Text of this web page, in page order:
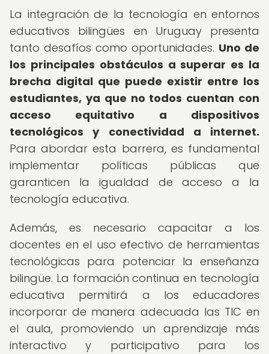
La integración de la tecnología en entornos
educativos bilingües en Uruguay presenta
tanto desafíos como oportunidades. Uno de
los principales obstáculos a superar es la
brecha digital que puede existir entre los
estudiantes, ya que no todos cuentan con
acceso equitativo a dispositivos
tecnológicos y conectividad a internet.
Para abordar esta barrera, es fundamental
implementar políticas públicas que
garanticen la igualdad de acceso a la
tecnología educativa.
Además, es necesario capacitar a los
docentes en el uso efectivo de herramientas
tecnológicas para potenciar la enseñanza
bilingüe. La formación continua en tecnología
educativa permitirá a los educadores
incorporar de manera adecuada las TIC en
el aula, promoviendo un aprendizaje más
interactivo y participativo para los